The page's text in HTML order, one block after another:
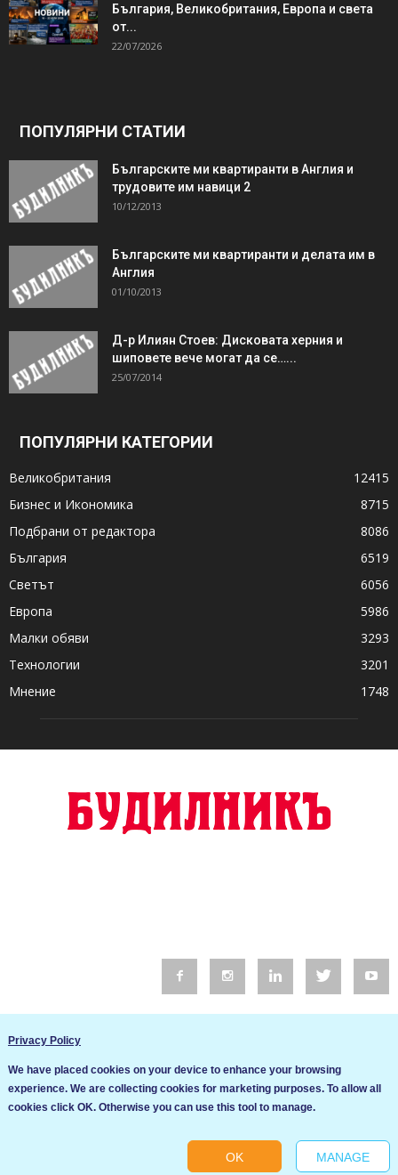
България, Великобритания, Европа и света
от...
22/07/2026
ПОПУЛЯРНИ СТАТИИ
Българските ми квартиранти в Англия и
трудовите им навици 2
10/12/2013
Българските ми квартиранти и делата им в
Англия
01/10/2013
Д-р Илиян Стоев: Дисковата херния и
шиповете вече могат да се…...
25/07/2014
ПОПУЛЯРНИ КАТЕГОРИИ
Великобритания
12415
Бизнес и Икономика
8715
Подбрани от редактора
8086
България
6519
Светът
6056
Европа
5986
Малки обяви
3293
Технологии
3201
Мнение
1748
Общи условия
Cookie settings
Privacy Policy
We have placed cookies on your device to enhance your browsing
experience. We are collecting cookies for marketing purposes. To allow all
cookies click OK. Otherwise you can use this tool to manage.
OK MANAGE
Ние използваме бисквитки за да подобрим услугите си. Ако
продължите да посещавате този сайт, ние приемаме, че се